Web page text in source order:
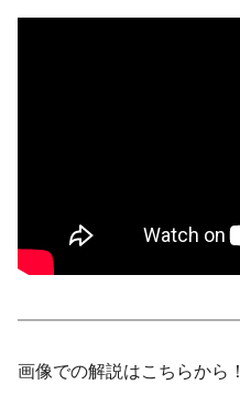
画像での解説はこちらから！